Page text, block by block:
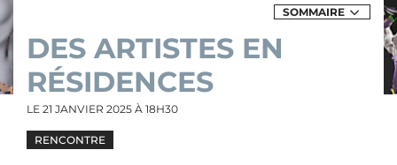
SOMMAIRE
DE
DES ARTISTES EN
RÉSIDENCES
LE 21 JANVIER 2025 À 18H30
RENCONTRE